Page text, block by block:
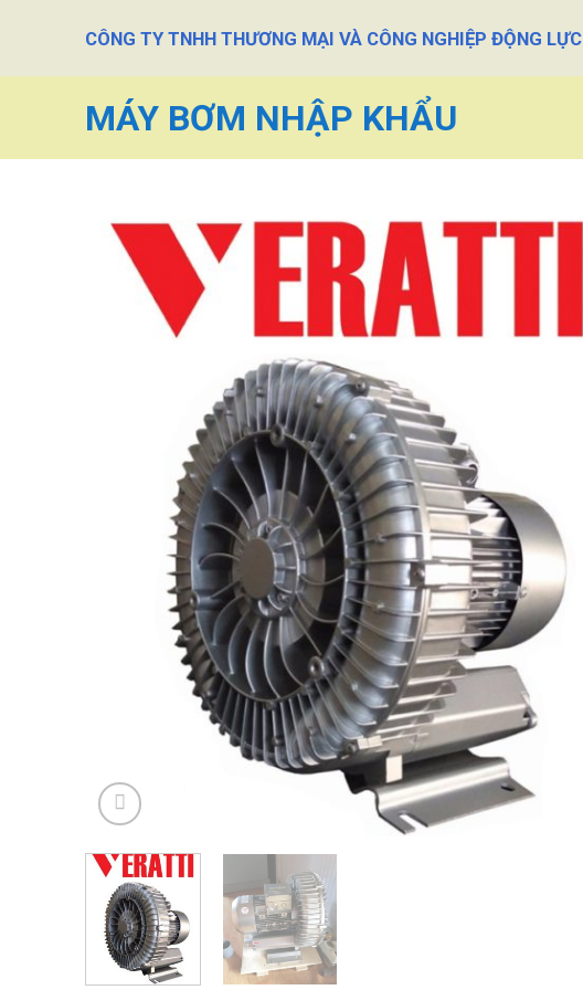
CÔNG TY TNHH THƯƠNG MẠI VÀ CÔNG NGHIỆP ĐỘNG LỰC
MÁY BƠM NHẬP KHẨU